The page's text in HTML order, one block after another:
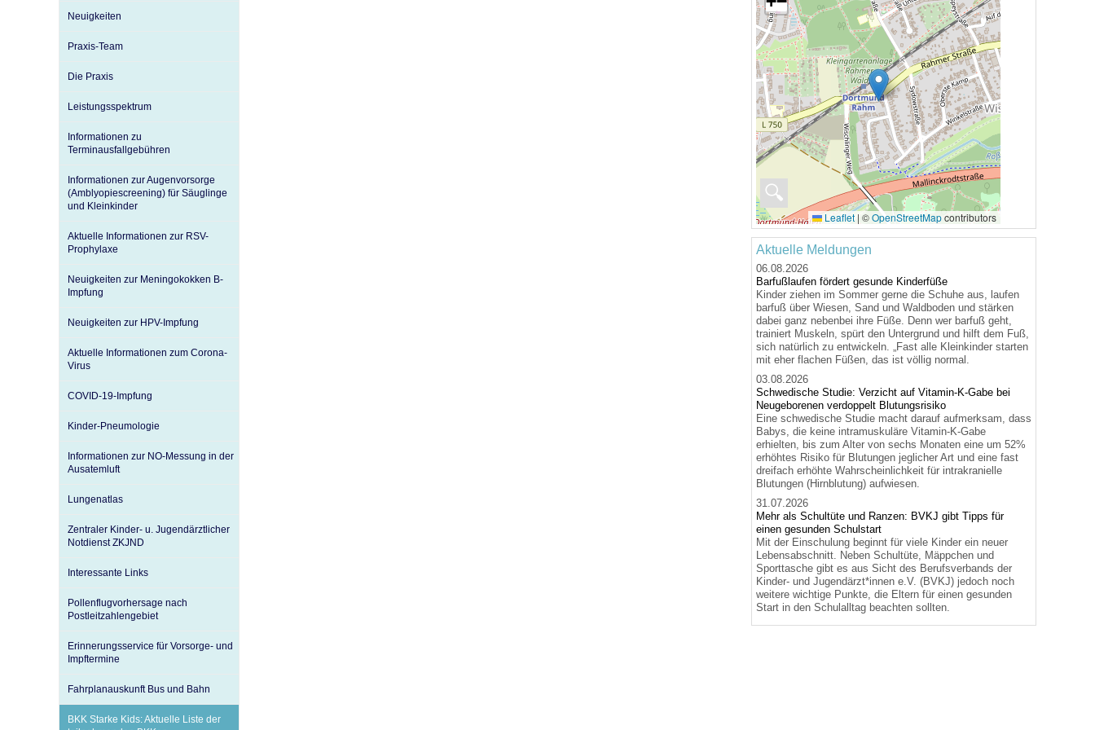
Neuigkeiten
Praxis-Team
Die Praxis
Leistungsspektrum
Informationen zu
Terminausfallgebühren
Informationen zur Augenvorsorge
(Amblyopiescreening) für Säuglinge
und Kleinkinder
Aktuelle Informationen zur RSV-
Prophylaxe
Neuigkeiten zur Meningokokken B-
Impfung
Neuigkeiten zur HPV-Impfung
Aktuelle Informationen zum Corona-
Virus
COVID-19-Impfung
Kinder-Pneumologie
Informationen zur NO-Messung in der
Ausatemluft
Lungenatlas
Zentraler Kinder- u. Jugendärztlicher
Notdienst ZKJND
Interessante Links
Pollenflugvorhersage nach
Postleitzahlengebiet
Erinnerungsservice für Vorsorge- und
Impftermine
Fahrplanauskunft Bus und Bahn
BKK Starke Kids: Aktuelle Liste der
🔍
Leaflet | ©OpenStreetMapcontributors
Aktuelle Meldungen
06.08.2026
Barfußlaufen fördert gesunde Kinderfüße
Kinder ziehen im Sommer gerne die Schuhe aus, laufen
barfuß über Wiesen, Sand und Waldboden und stärken
dabei ganz nebenbei ihre Füße. Denn wer barfuß geht,
trainiert Muskeln, spürt den Untergrund und hilft dem Fuß,
sich natürlich zu entwickeln. „Fast alle Kleinkinder starten
mit eher flachen Füßen, das ist völlig normal.
03.08.2026
Schwedische Studie: Verzicht auf Vitamin-K-Gabe bei
Neugeborenen verdoppelt Blutungsrisiko
Eine schwedische Studie macht darauf aufmerksam, dass
Babys, die keine intramuskuläre Vitamin-K-Gabe
erhielten, bis zum Alter von sechs Monaten eine um 52%
erhöhtes Risiko für Blutungen jeglicher Art und eine fast
dreifach erhöhte Wahrscheinlichkeit für intrakranielle
Blutungen (Hirnblutung) aufwiesen.
31.07.2026
Mehr als Schultüte und Ranzen: BVKJ gibt Tipps für
einen gesunden Schulstart
Mit der Einschulung beginnt für viele Kinder ein neuer
Lebensabschnitt. Neben Schultüte, Mäppchen und
Sporttasche gibt es aus Sicht des Berufsverbands der
Kinder- und Jugendärzt*innen e.V. (BVKJ) jedoch noch
weitere wichtige Punkte, die Eltern für einen gesunden
Start in den Schulalltag beachten sollten.